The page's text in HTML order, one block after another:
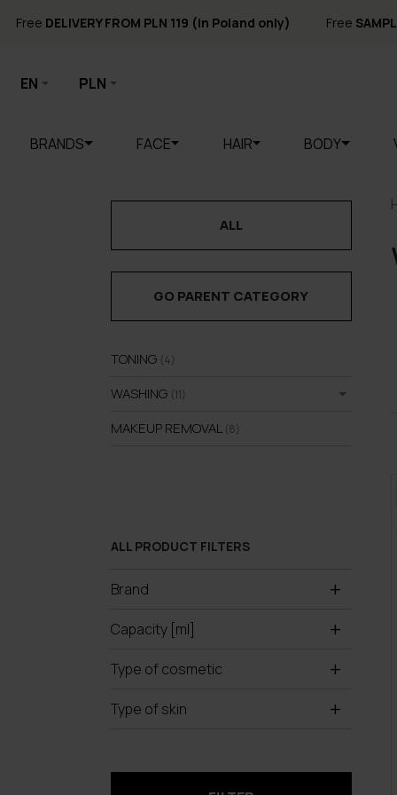
Free DELIVERY FROM PLN 119 (in Poland only) Free
EN PLN
BRANDS FACE HAIR BODY
ALL
GO PARENT CATEGORY
TONING (4)
WASHING (11)
MAKEUP REMOVAL (8)
ALL PRODUCT FILTERS
Brand
Capacity [ml]
Type of cosmetic
Type of skin